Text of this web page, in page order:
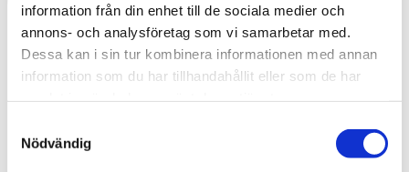
information från din enhet till de sociala medier och
annons- och analysföretag som vi samarbetar med.
Dessa kan i sin tur kombinera informationen med annan
information som du har tillhandahållit eller som de har
Nödvändig